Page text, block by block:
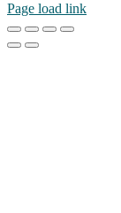
Page load link